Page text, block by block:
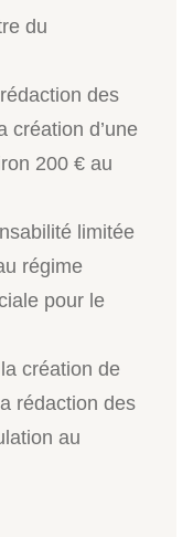
du
des
création d’une
200 € au
limitée
régime
pour le
création de
rédaction des
au